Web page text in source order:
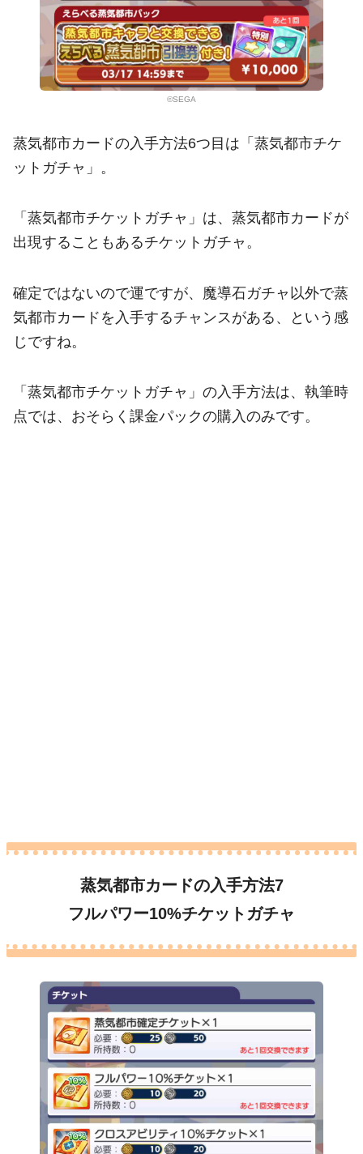
©SEGA
蒸気都市カードの入手方法6つ目は「蒸気都市チケ
ットガチャ」。
「蒸気都市チケットガチャ」は、蒸気都市カードが
出現することもあるチケットガチャ。
確定ではないので運ですが、魔導石ガチャ以外で蒸
気都市カードを入手するチャンスがある、という感
じですね。
「蒸気都市チケットガチャ」の入手方法は、執筆時
点では、おそらく課金パックの購入のみです。
蒸気都市カードの入手方法7
フルパワー10%チケットガチャ